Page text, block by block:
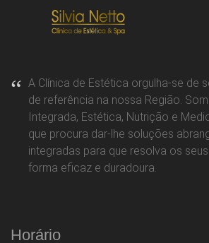
A Clínica de Estética orgulha-se de
de referência na nossa Região.
Integrada, Estética, Nutrição e
que procura dar-lhe soluções
integradas para que resolva os
forma eficaz e duradoura.
Horário